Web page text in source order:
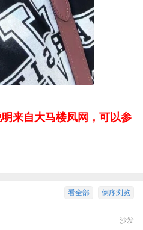
来自大马楼凤网，可以参
倒序浏览
看全部
沙发